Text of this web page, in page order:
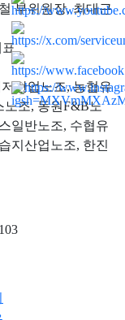
부위원장, 최대근
표
산업노조, 농협유
노조, 동원F&B노
일반노조, 수협유
지산업노조, 한진